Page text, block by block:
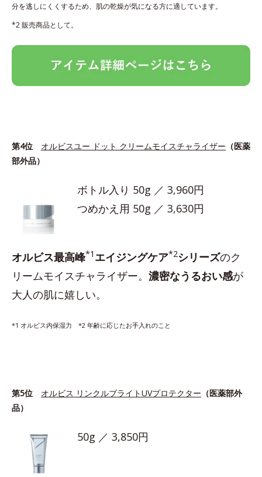
分を逃しにくくするため、肌の乾燥が気になる方に適しています。
*2 販売商品として。
第4位 オルビスユー ドット クリームモイスチャライザー （医薬
部外品）
ボトル入り 50g ／ 3,960円
つめかえ用 50g ／ 3,630円
オルビス最高峰*1 エイジングケア*2シリーズのク
リームモイスチャライザー。 濃密なうるおい感が
大人の肌に嬉しい。
*1 オルビス内保湿力 *2 年齢に応じたお手入れのこと
第5位 オルビス リンクルブライトUVプロテクター （医薬部外
品）
50g ／ 3,850円